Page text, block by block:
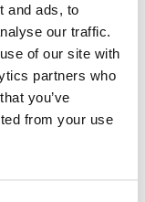
and ads, to
our traffic.
of our site with
partners who
you’ve
from your use
kr incl moms.